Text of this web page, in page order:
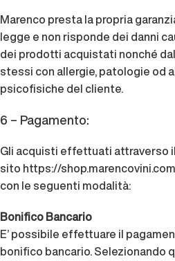
Marenco presta la propria
legge e non risponde dei danni
dei prodotti acquistati nonché
stessi con allergie, patologie od
psicofisiche del cliente.
6 – Pagamento:
Gli acquisti effettuati attraverso il
sito https://shop.marencovini.com
con le seguenti modalità:
Bonifico Bancario
E’ possibile effettuare il
bonifico bancario. Selezionando